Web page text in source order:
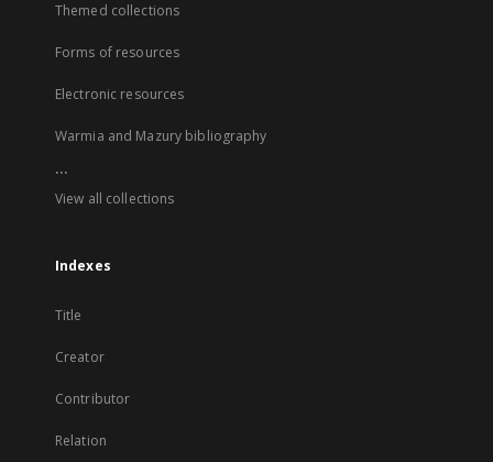
Themed collections
Forms of resources
Electronic resources
Warmia and Mazury bibliography
...
View all collections
Indexes
Title
Creator
Contributor
Relation